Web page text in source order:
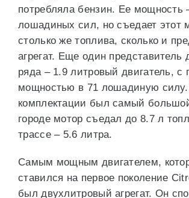
потребляла бензин. Ее мощность
лошадиных сил, но съедает этот
столько же топлива, сколько и
агрегат. Еще один представитель
ряда – 1.9 литровый двигатель, с
мощностью в 71 лошадиную силу.
комплектации был самый
городе мотор съедал до 8.7 л
трассе – 5.6 литра.
Самым мощным двигателем,
ставился на первое поколение
был двухлитровый агрегат. Он